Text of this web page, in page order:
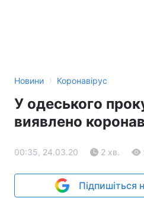
Новини › Коронавірус
У одеського
виявлено
00:35, 24.03.20 2 хв.
Підпишіться